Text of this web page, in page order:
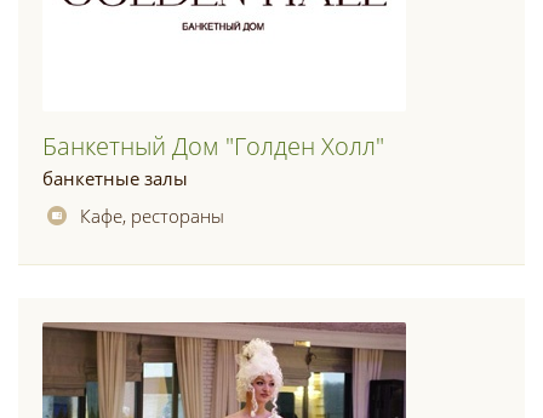
Банкетный Дом "голден Холл"
банкетные залы
Кафе, рестораны